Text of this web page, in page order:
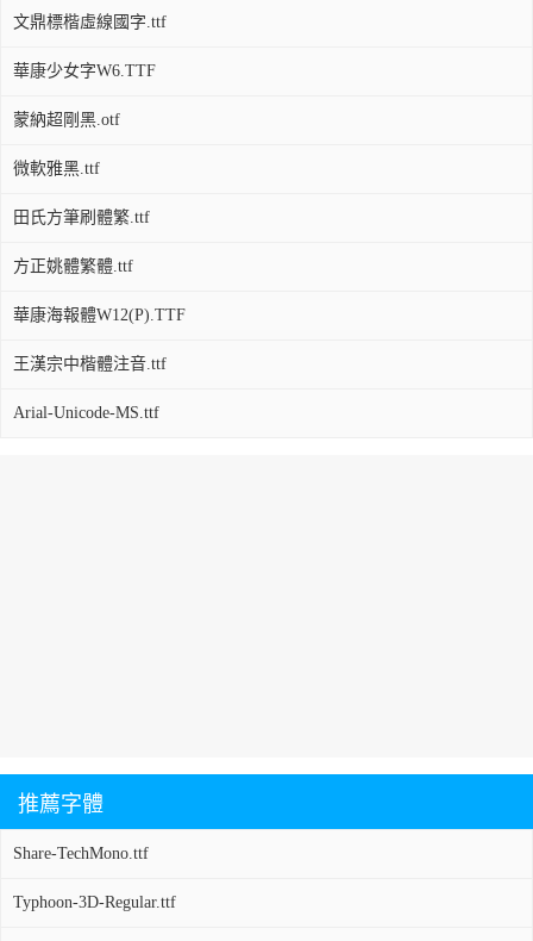
文鼎標楷虛線國字.ttf
華康少女字W6.TTF
蒙納超剛黑.otf
微軟雅黑.ttf
田氏方筆刷體繁.ttf
方正姚體繁體.ttf
華康海報體W12(P).TTF
王漢宗中楷體注音.ttf
Arial-Unicode-MS.ttf
推薦字體
Share-TechMono.ttf
Typhoon-3D-Regular.ttf